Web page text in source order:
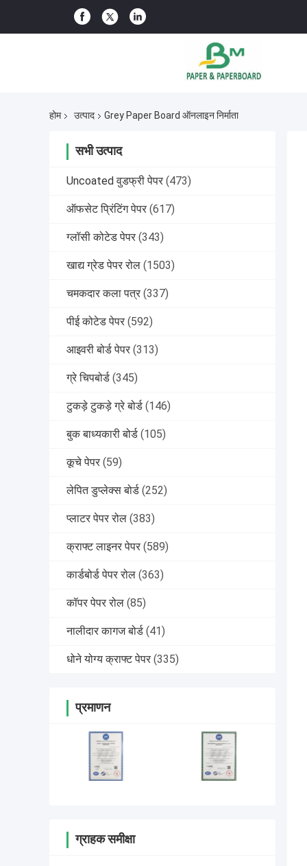
होम उत्पाद Grey Paper Board ऑनलाइन निर्माता
सभी उत्पाद
Uncoated वुडफ्री पेपर (473)
ऑफसेट प्रिंटिंग पेपर (617)
ग्लॉसी कोटेड पेपर (343)
खाद्य ग्रेड पेपर रोल (1503)
चमकदार कला पत्र (337)
पीई कोटेड पेपर (592)
आइवरी बोर्ड पेपर (313)
ग्रे चिपबोर्ड (345)
टुकड़े टुकड़े ग्रे बोर्ड (146)
बुक बाध्यकारी बोर्ड (105)
कूचे पेपर (59)
लेपित डुप्लेक्स बोर्ड (252)
प्लाटर पेपर रोल (383)
क्राफ्ट लाइनर पेपर (589)
कार्डबोर्ड पेपर रोल (363)
कॉपर पेपर रोल (85)
नालीदार कागज बोर्ड (41)
धोने योग्य क्राफ्ट पेपर (335)
प्रमाणन
ग्राहक समीक्षा